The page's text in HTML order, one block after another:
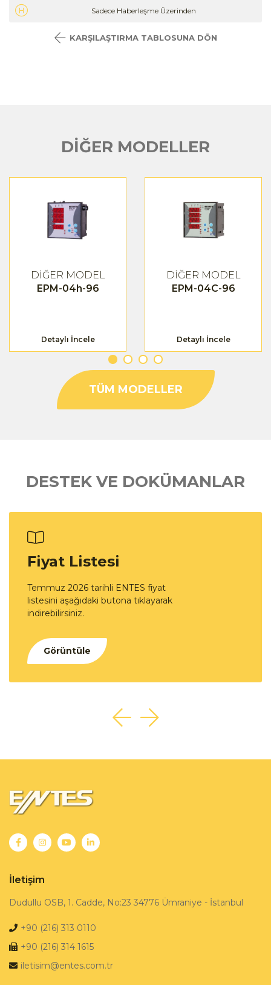
Sadece Haberleşme Üzerinden
KARŞILAŞTIRMA TABLOSUNA DÖN
DİĞER MODELLER
DİĞER MODEL
EPM-04h-96
Detaylı İncele
DİĞER MODEL
EPM-04C-96
Detaylı İncele
TÜM MODELLER
DESTEK VE DOKÜMANLAR
Fiyat Listesi
Temmuz 2026 tarihli ENTES fiyat
listesini aşağıdaki butona tıklayarak
indirebilirsiniz.
Görüntüle
İletişim
Dudullu OSB, 1. Cadde, No:23 34776 Ümraniye - İstanbul
+90 (216) 313 0110
+90 (216) 314 1615
iletisim@entes.com.tr